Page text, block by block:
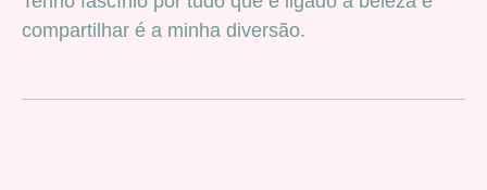
compartilhar é a minha diversão.